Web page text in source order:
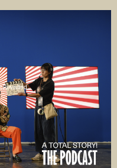
Revisited